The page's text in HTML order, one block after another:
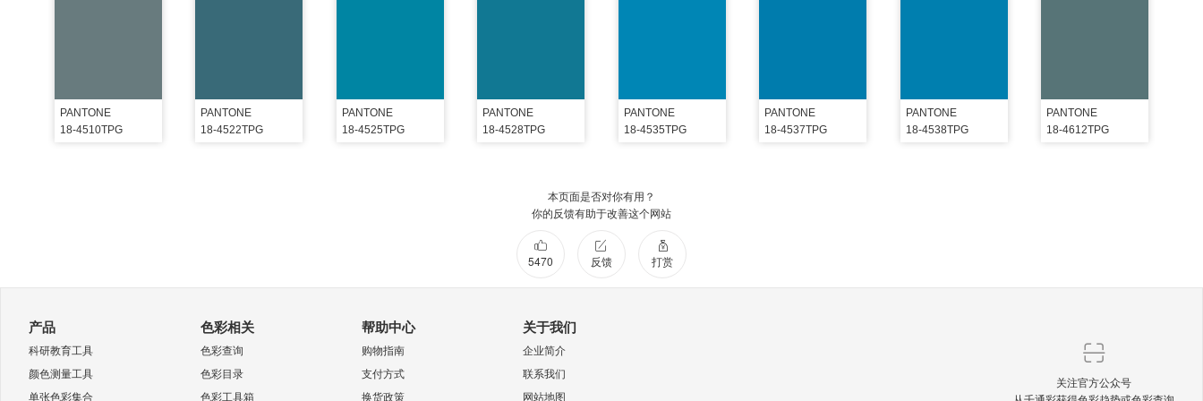
PANTONE
18-4510TPG
PANTONE
18-4522TPG
PANTONE
18-4525TPG
PANTONE
18-4528TPG
PANTONE
18-4535TPG
PANTONE
18-4537TPG
PANTONE
18-4538TPG
PANTONE
18-4612TPG
本页面是否对你有用？
你的反馈有助于改善这个网站
5470 反馈 打赏
产品
科研教育工具
颜色测量工具
单张色彩集合
色彩相关
色彩查询
色彩目录
色彩工具箱
帮助中心
购物指南
支付方式
换货政策
关于我们
企业简介
联系我们
网站地图
关注官方公众号